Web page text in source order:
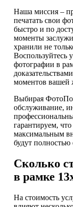
Наша миссия –
печатать свои
быстро и по
моменты
хранили не
фотографии в
моментов вашей
Выбирая
обслуживание,
гарантируем,
максимальным
будут
Сколько
в рамке
На стоимость